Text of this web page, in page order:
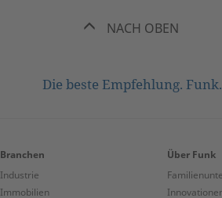
NACH OBEN
Die beste Empfehlung. Funk.
Branchen
Industrie
Immobilien
Über Funk